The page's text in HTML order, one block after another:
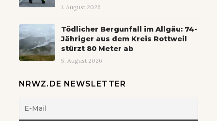
1. August 2026
Tödlicher Bergunfall im Allgäu: 74-
Jähriger aus dem Kreis Rottweil
stürzt 80 Meter ab
5. August 2026
NRWZ.DE NEWSLETTER